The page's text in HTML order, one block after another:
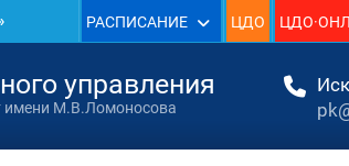
—
РАСПИСАНИЕ ЦДО
управления
имени М.В.Ломоносова